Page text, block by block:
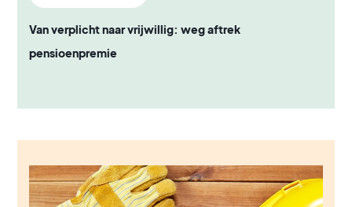
Van verplicht naar vrijwillig: weg aftrek
pensioenpremie